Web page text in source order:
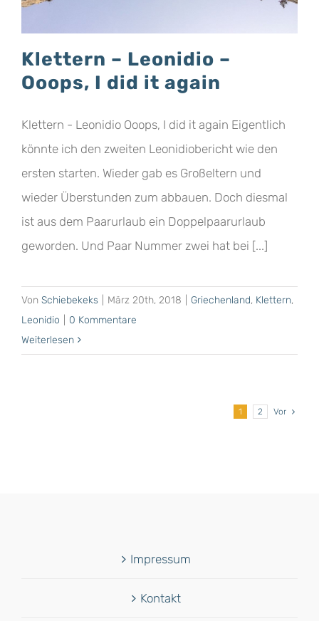
Klettern – Leonidio –
Ooops, I did it again
Klettern - Leonidio Ooops, I did it again Eigentlich
könnte ich den zweiten Leonidiobericht wie den
ersten starten. Wieder gab es Großeltern und
wieder Überstunden zum abbauen. Doch diesmal
ist aus dem Paarurlaub ein Doppelpaarurlaub
geworden. Und Paar Nummer zwei hat bei [...]
Von Schiebekeks März 20th, 2018 Griechenland, Klettern,
Leonidio
0 Kommentare
Weiterlesen
1 2 Vor
Impressum
Kontakt